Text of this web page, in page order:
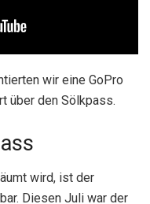
wir eine GoPro
über den Sölkpass.
wird, ist der
Diesen Juli war der